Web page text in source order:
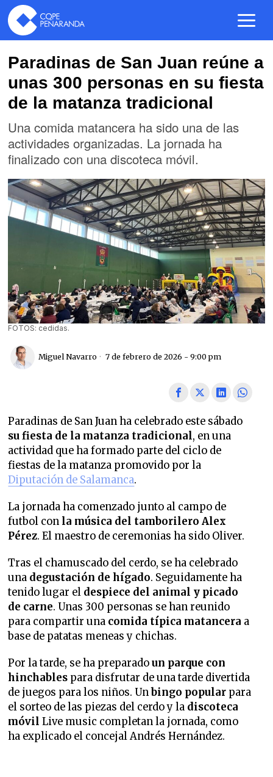
Paradinas de San Juan reúne a
unas 300 personas en su fiesta
de la matanza tradicional
Una comida matancera ha sido una de las
actividades organizadas. La jornada ha
finalizado con una discoteca móvil.
FOTOS: cedidas.
Miguel Navarro 7 de febrero de 2026 - 9:00 pm
Paradinas de San Juan ha celebrado este sábado
su fiesta de la matanza tradicional, en una
actividad que ha formado parte del ciclo de
fiestas de la matanza promovido por la
Diputación de Salamanca.
La jornada ha comenzado junto al campo de
futbol con la música del tamborilero Alex
Pérez. El maestro de ceremonias ha sido Oliver.
Tras el chamuscado del cerdo, se ha celebrado
una degustación de hígado. Seguidamente ha
tenido lugar el despiece del animal y picado
de carne. Unas 300 personas se han reunido
para compartir una comida típica matancera a
base de patatas meneas y chichas.
Por la tarde, se ha preparadoun parque con
hinchables para disfrutar de una tarde divertida
de juegos para los niños. Unbingo popular para
el sorteo de las piezas del cerdo y la discoteca
móvilLive music completan la jornada, como
ha explicado el concejal Andrés Hernández.